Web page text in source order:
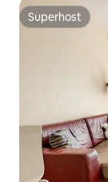
Superhost
Superhost